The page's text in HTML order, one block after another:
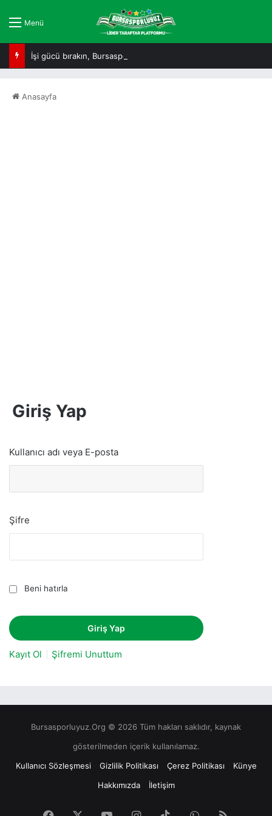
Menü
İşi gücü bırakın, Bursaspor’a yakından bakın!
Anasayfa
Giriş Yap
Kullanıcı adı veya E-posta
Şifre
Beni hatırla
Kayıt Ol Şifremi Unuttum
Bursasporluyuz.Org © 2026 Tüm hakları saklıdır, kaynak
gösterilmeden içerik kullanılamaz.
Kullanıcı Sözleşmesi
Gizlilik Politikası Çerez Politikası
Künye
Hakkımızda
İletişim